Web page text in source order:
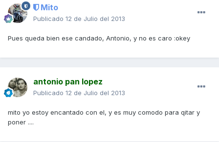
Mito
Publicado 12 de Julio del 2013
Pues queda bien ese candado, Antonio, y no es caro :okey
antonio pan lopez
Publicado 12 de Julio del 2013
mito yo estoy encantado con el, y es muy comodo para qitar y
poner ....